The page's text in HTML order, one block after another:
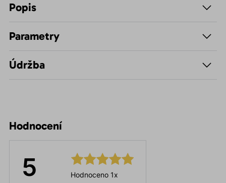
Popis
Parametry
Údržba
Hodnocení
5 Hodnoceno 1x